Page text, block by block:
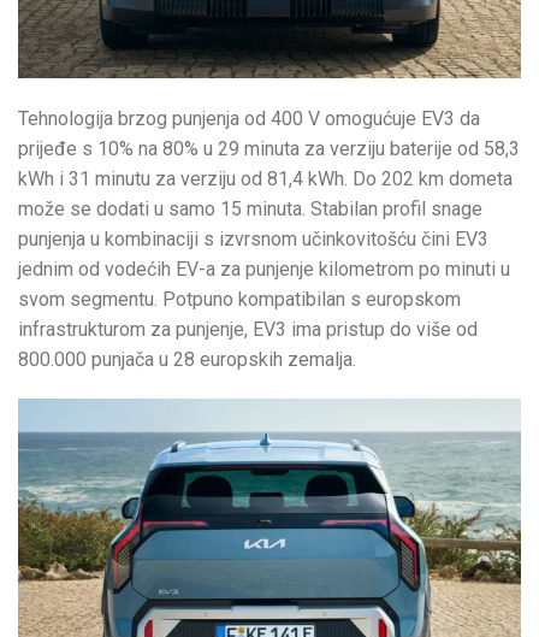
Tehnologija brzog punjenja od 400 V omogućuje EV3 da
prijeđe s 10% na 80% u 29 minuta za verziju baterije od 58,3
kWh i 31 minutu za verziju od 81,4 kWh. Do 202 km dometa
može se dodati u samo 15 minuta. Stabilan profil snage
punjenja u kombinaciji s izvrsnom učinkovitošću čini EV3
jednim od vodećih EV-a za punjenje kilometrom po minuti u
svom segmentu. Potpuno kompatibilan s europskom
infrastrukturom za punjenje, EV3 ima pristup do više od
800.000 punjača u 28 europskih zemalja.